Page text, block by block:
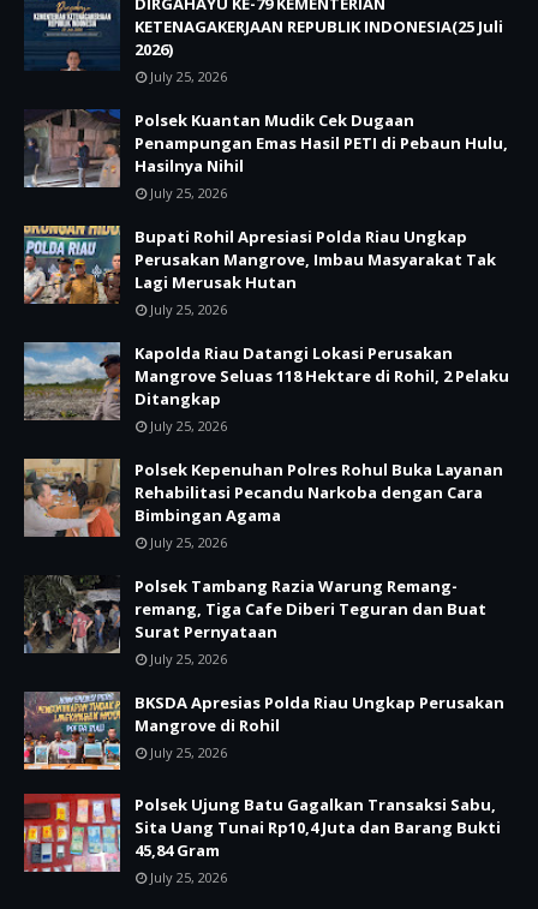
KETENAGAKERJAAN REPUBLIK INDONESIA(25 Juli
2026)
July 25, 2026
Polsek Kuantan Mudik Cek Dugaan
Penampungan Emas Hasil PETI di Pebaun Hulu,
Hasilnya Nihil
July 25, 2026
Bupati Rohil Apresiasi Polda Riau Ungkap
Perusakan Mangrove, Imbau Masyarakat Tak
Lagi Merusak Hutan
July 25, 2026
Kapolda Riau Datangi Lokasi Perusakan
Mangrove Seluas 118 Hektare di Rohil, 2 Pelaku
Ditangkap
July 25, 2026
Polsek Kepenuhan Polres Rohul Buka Layanan
Rehabilitasi Pecandu Narkoba dengan Cara
Bimbingan Agama
July 25, 2026
Polsek Tambang Razia Warung Remang-
remang, Tiga Cafe Diberi Teguran dan Buat
Surat Pernyataan
July 25, 2026
BKSDA Apresias Polda Riau Ungkap Perusakan
Mangrove di Rohil
July 25, 2026
Polsek Ujung Batu Gagalkan Transaksi Sabu,
Sita Uang Tunai Rp10,4 Juta dan Barang Bukti
45,84 Gram
July 25, 2026